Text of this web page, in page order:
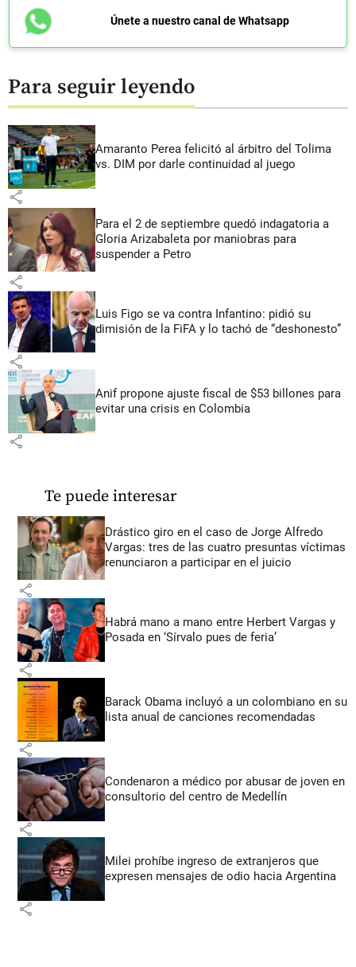
Únete a nuestro canal de Whatsapp
Para seguir leyendo
Amaranto Perea felicitó al árbitro del Tolima
vs. DIM por darle continuidad al juego
share
Para el 2 de septiembre quedó indagatoria a
Gloria Arizabaleta por maniobras para
suspender a Petro
share
Luis Figo se va contra Infantino: pidió su
dimisión de la FiFA y lo tachó de “deshonesto”
share
Anif propone ajuste fiscal de $53 billones para
evitar una crisis en Colombia
share
Te puede interesar
Drástico giro en el caso de Jorge Alfredo
Vargas: tres de las cuatro presuntas víctimas
renunciaron a participar en el juicio
share
Habrá mano a mano entre Herbert Vargas y
Posada en ‘Sírvalo pues de feria’
share
Barack Obama incluyó a un colombiano en su
lista anual de canciones recomendadas
share
Condenaron a médico por abusar de joven en
consultorio del centro de Medellín
share
Milei prohíbe ingreso de extranjeros que
expresen mensajes de odio hacia Argentina
share